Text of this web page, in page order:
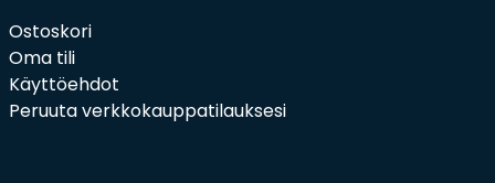
Ostoskori
Oma tili
Käyttöehdot
Peruuta verkkokauppatilauksesi